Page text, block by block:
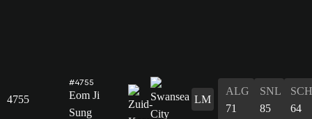
4755
#4755
Eom Ji
Sung
LM
ALG
71
SNL
85
SCH
64